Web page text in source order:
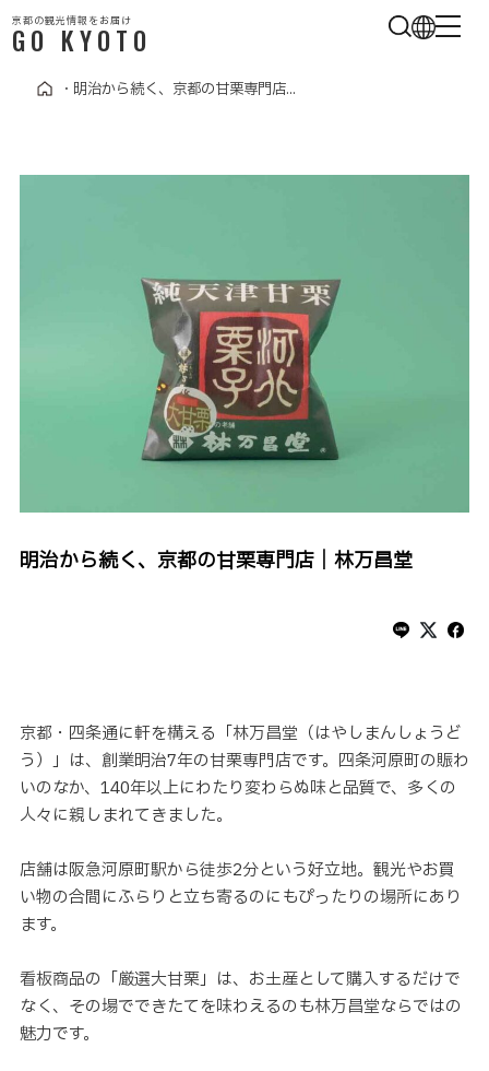
・ 明治から続く、京都の甘栗専門店...
明治から続く、京都の甘栗専門店｜林万昌堂
京都・四条通に軒を構える「林万昌堂（はやしまんしょうど
う）」は、創業明治7年の甘栗専門店です。四条河原町の賑わ
いのなか、140年以上にわたり変わらぬ味と品質で、多くの
人々に親しまれてきました。
店舗は阪急河原町駅から徒歩2分という好立地。観光やお買
い物の合間にふらりと立ち寄るのにもぴったりの場所にあり
ます。
看板商品の「厳選大甘栗」は、お土産として購入するだけで
なく、その場でできたてを味わえるのも林万昌堂ならではの
魅力です。
京都の観光情報をお届け
GO KYOTO